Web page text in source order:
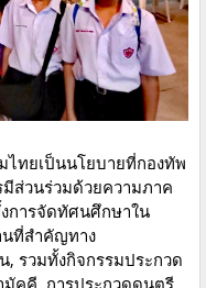
ทยเป็นนโยบายที่กองทัพ
มีส่วนร่วมด้วยความภาค
การจัดทัศนศึกษาใน
นที่สำคัญทาง
รวมทั้งกิจกรรมประกวด
มัคคี, การประกวดดนตรี